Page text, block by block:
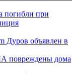
погибли при
Дуров объявлен в
повреждены дома